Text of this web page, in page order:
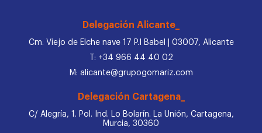
Delegación Alicante_
Cm. Viejo de Elche nave 17 P.I Babel | 03007, Alicante
T: +34 966 44 40 02
M: alicante@grupogomariz.com
Delegación Cartagena_
C/ Alegría, 1. Pol. Ind. Lo Bolarín. La Unión, Cartagena,
Murcia, 30360